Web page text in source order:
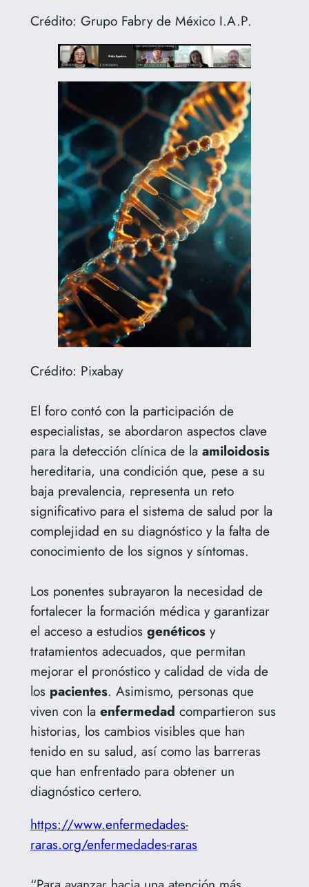
Crédito: Grupo Fabry de México I.A.P.
Crédito: Pixabay
El foro contó con la participación de
especialistas, se abordaron aspectos clave
para la detección clínica de la amiloidosis
hereditaria, una condición que, pese a su
baja prevalencia, representa un reto
significativo para el sistema de salud por la
complejidad en su diagnóstico y la falta de
conocimiento de los signos y síntomas.
Los ponentes subrayaron la necesidad de
fortalecer la formación médica y garantizar
el acceso a estudios genéticosy
tratamientos adecuados, que permitan
mejorar el pronóstico y calidad de vida de
los pacientes. Asimismo, personas que
viven con la enfermedad compartieron sus
historias, los cambios visibles que han
tenido en su salud, así como las barreras
que han enfrentado para obtener un
diagnóstico certero.
https://www.enfermedades-
raras.org/enfermedades-raras